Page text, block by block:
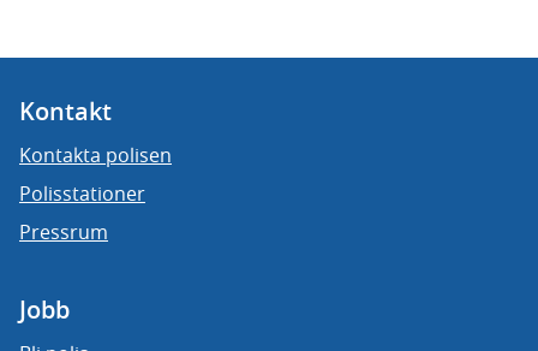
Kontakt
Kontakta polisen
Polisstationer
Pressrum
Jobb